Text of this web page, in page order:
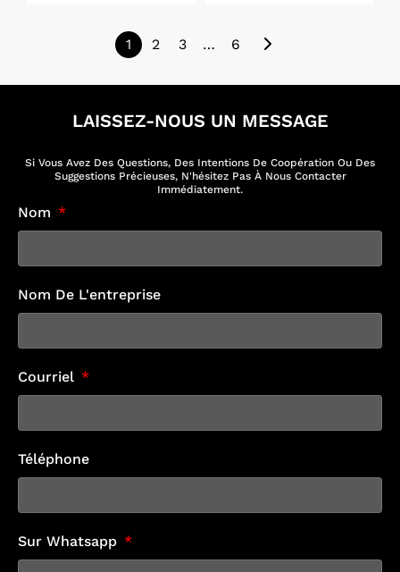
1 2 3 … 6
LAISSEZ-NOUS UN MESSAGE
Si Vous Avez Des Questions, Des Intentions De Coopération Ou Des
Suggestions Précieuses, N'hésitez Pas À Nous Contacter
Immédiatement.
Nom
Nom De L'entreprise
Courriel
Téléphone
Sur Whatsapp